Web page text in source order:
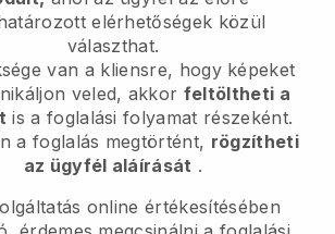
elérhetőségek közül
választhat.
van a kliensre, hogy képeket
veled, akkor feltöltheti a
is a foglalási folyamat részeként.
a foglalás megtörtént, rögzítheti
az ügyfél aláírását .
online értékesítésében